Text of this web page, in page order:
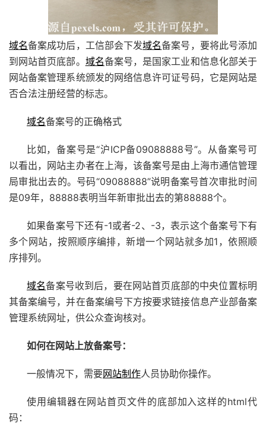
域名备案成功后，工信部会下发域名备案号，要将此号添加
到网站首页底部。 域名备案号，是国家工业和信息化部关于
网站备案管理系统颁发的网络信息许可证号码，它是网站是
否合法注册经营的标志。
域名备案号的正确格式
比如，备案号是“沪ICP备09088888号”。从备案号可
以看出，网站主办者在上海，该备案号是由上海市通信管理
局审批出去的。号码“09088888”说明备案号首次审批时间
是09年，88888表明当年新审批出去的第88888个。
如果备案号下还有-1或者-2、-3，表示这个备案号下有
多个网站，按照顺序编排，新增一个网站就多加1，依照顺
序排列。
域名备案号收到后，要在网站首页底部的中央位置标明
其备案编号，并在备案编号下方按要求链接信息产业部备案
管理系统网址，供公众查询核对。
如何在网站上放备案号：
一般情况下，需要网站制作人员协助你操作。
使用编辑器在网站首页文件的底部加入这样的html代
码：